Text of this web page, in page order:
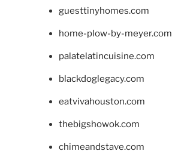
guesttinyhomes.com
home-plow-by-meyer.com
palatelatincuisine.com
blackdoglegacy.com
eatvivahouston.com
thebigshowok.com
chimeandstave.com